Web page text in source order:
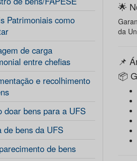
Patrimoniais como
de carga
entre chefias
e recolhimento
doar bens para a UFS
de bens da UFS
de bens
🌟
da
📌
📦